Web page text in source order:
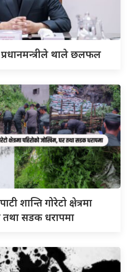
थाले छलफल
शान्ति गोरेटो क्षेत्रमा
तथा सडक धरापमा